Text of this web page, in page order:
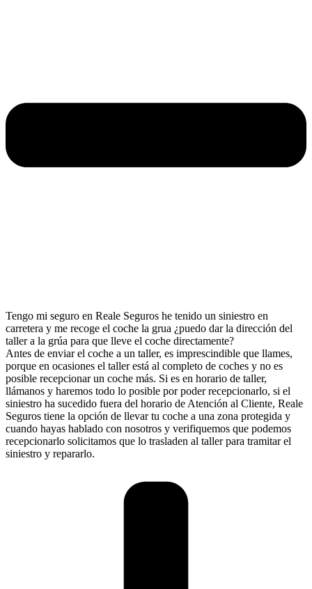
Tengo mi seguro en Reale Seguros he tenido un siniestro en
carretera y me recoge el coche la grua ¿puedo dar la dirección del
taller a la grúa para que lleve el coche directamente?
Antes de enviar el coche a un taller, es imprescindible que llames,
porque en ocasiones el taller está al completo de coches y no es
posible recepcionar un coche más. Si es en horario de taller,
llámanos y haremos todo lo posible por poder recepcionarlo, si el
siniestro ha sucedido fuera del horario de Atención al Cliente, Reale
Seguros tiene la opción de llevar tu coche a una zona protegida y
cuando hayas hablado con nosotros y verifiquemos que podemos
recepcionarlo solicitamos que lo trasladen al taller para tramitar el
siniestro y repararlo.